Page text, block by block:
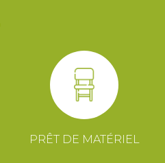
PRÊT DE MATÉRIEL